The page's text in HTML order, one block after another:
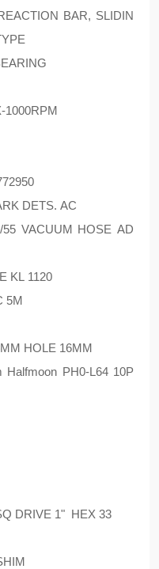
BAR, SLIDIN
1000RPM
DETS. AC
55 VACUUM HOSE AD
KL 1120
5M
HOLE 16MM
PH0-L64 10P
DRIVE 1" HEX 33